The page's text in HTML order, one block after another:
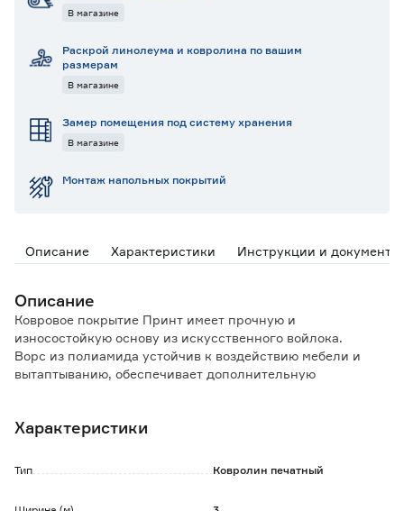
В магазине
Раскрой линолеума и ковролина по вашим
размерам
В магазине
Замер помещения под систему хранения
В магазине
Монтаж напольных покрытий
Описание Характеристики Инструкции и документы
Описание
Ковровое покрытие Принт имеет прочную и
износостойкую основу из искусственного войлока.
Ворс из полиамида устойчив к воздействию мебели и
вытаптыванию, обеспечивает дополнительную
Особенности и преимущества:
- гипоаллергенность;
Характеристики
Тип Ковролин печатный